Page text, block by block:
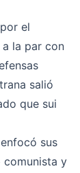
el
la par con
salió
que sui
sus
comunista y